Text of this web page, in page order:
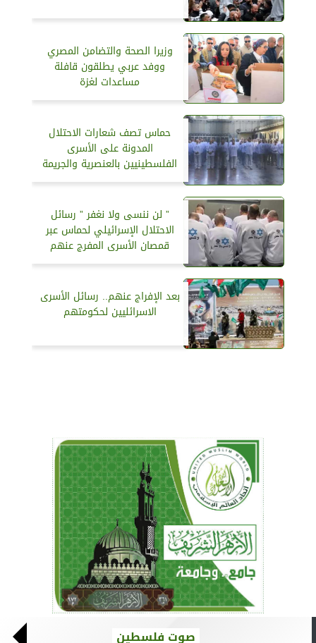
وزيرا الصحة والتضامن المصري
ووفد عربي يطلقون قافلة
مساعدات لغزة
حماس تصف شعارات الاحتلال
المدونة على الأسرى
الفلسطينيين بالعنصرية والجريمة
” لن ننسى ولا نغفر ” رسائل
الاحتلال الإسرائيلي لحماس عبر
قمصان الأسرى المفرج عنهم
بعد الإفراج عنهم.. رسائل الأسرى
الاسرائليين لحكومتهم
صوت فلسطين